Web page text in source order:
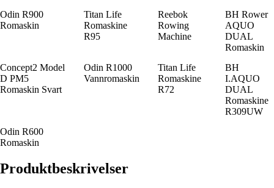
Odin R900
Romaskin
Titan Life
Romaskine
R95
Reebok
Rowing
Machine
BH Rower
AQUO
DUAL
Romaskin
Concept2 Model
D PM5
Romaskin Svart
Odin R1000
Vannromaskin
Titan Life
Romaskine
R72
BH
I.AQUO
DUAL
Romaskine
R309UW
Odin R600
Romaskin
Produktbeskrivelser